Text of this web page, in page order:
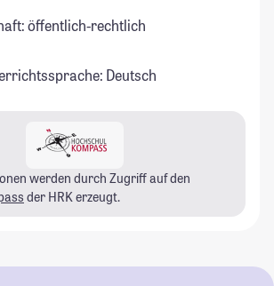
öffentlich-rechtlich
Deutsch
werden durch Zugriff auf den
der HRK erzeugt.